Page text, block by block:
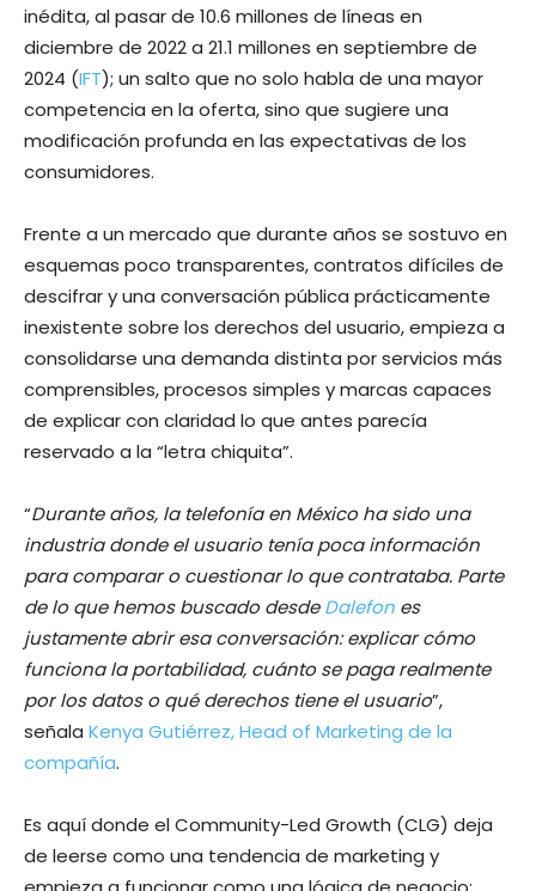
inédita, al pasar de 10.6 millones de líneas en
diciembre de 2022 a 21.1 millones en septiembre de
2024 (IFT); un salto que no solo habla de una mayor
competencia en la oferta, sino que sugiere una
modificación profunda en las expectativas de los
consumidores.
Frente a un mercado que durante años se sostuvo en
esquemas poco transparentes, contratos difíciles de
descifrar y una conversación pública prácticamente
inexistente sobre los derechos del usuario, empieza a
consolidarse una demanda distinta por servicios más
comprensibles, procesos simples y marcas capaces
de explicar con claridad lo que antes parecía
reservado a la “letra chiquita”.
“Durante años, la telefonía en México ha sido una
industria donde el usuario tenía poca información
para comparar o cuestionar lo que contrataba. Parte
de lo que hemos buscado desdeDalefon es
justamente abrir esa conversación: explicar cómo
funciona la portabilidad, cuánto se paga realmente
por los datos o qué derechos tiene el usuario”,
señala Kenya Gutiérrez, Head of Marketing de la
compañía.
Es aquí donde el Community-Led Growth (CLG) deja
de leerse como una tendencia de marketing y